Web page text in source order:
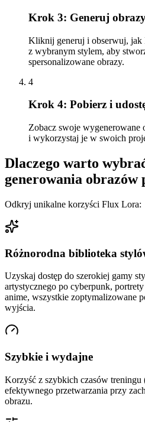
Krok 3: Generuj
Kliknij generuj i obserwuj, jak
z wybranym stylem, aby
spersonalizowane obrazy.
4
Krok 4: Pobierz i
Zobacz swoje wygenerowane
i wykorzystaj je w swoich
Dlaczego warto
generowania obrazów
Odkryj unikalne korzyści Flux Lora:
Różnorodna biblioteka
Uzyskaj dostęp do szerokiej gamy
artystycznego po cyberpunk,
anime, wszystkie zoptymalizowane
wyjścia.
Szybkie i wydajne
Korzyść z szybkich czasów
efektywnego przetwarzania przy
obrazu.